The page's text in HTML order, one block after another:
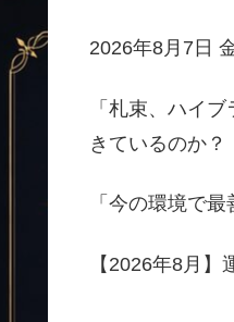
2026年8月7日
「札束、ハイ
きているのか？
「今の環境で
【2026年8月